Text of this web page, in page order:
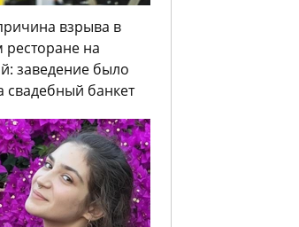
взрыва в
ресторане на
заведение было
свадебный банкет